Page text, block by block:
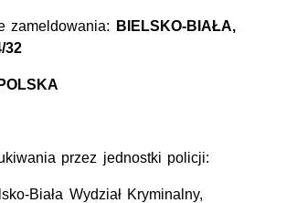
zameldowania:
BIELSKO-BIAŁA,
32
POLSKA
przez jednostki policji:
Biała Wydział Kryminalny,